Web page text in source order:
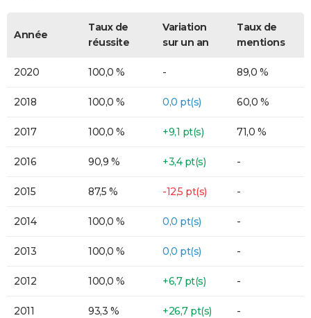
Année
Taux de
réussite
Variation
sur un an
Taux de
mentions
2020 100,0 % - 89,0 %
2018 100,0 % 0,0 pt(s) 60,0 %
2017 100,0 % +9,1 pt(s) 71,0 %
2016 90,9 % +3,4 pt(s) -
2015 87,5 % -12,5 pt(s) -
2014 100,0 % 0,0 pt(s) -
2013 100,0 % 0,0 pt(s) -
2012 100,0 % +6,7 pt(s) -
2011 93,3 % +26,7 pt(s) -